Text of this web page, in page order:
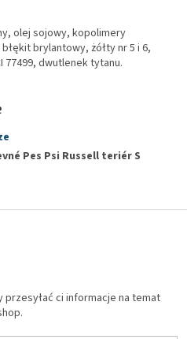
olej sojowy, kopolimery
brylantowy, żółty nr 5 i 6,
77499, dwutlenek tytanu.
Pes Psi Russell teriér S
przesyłać ci informacje na temat